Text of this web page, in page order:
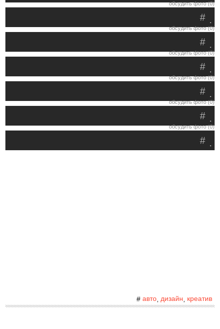
обсудить фото (0)
.
#
обсудить фото (0)
.
#
обсудить фото (0)
.
#
обсудить фото (0)
.
#
обсудить фото (0)
.
#
обсудить фото (0)
.
#
# авто, дизайн креатив